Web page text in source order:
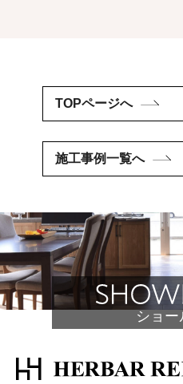
TOPページへ
施工事例一覧へ
ショー